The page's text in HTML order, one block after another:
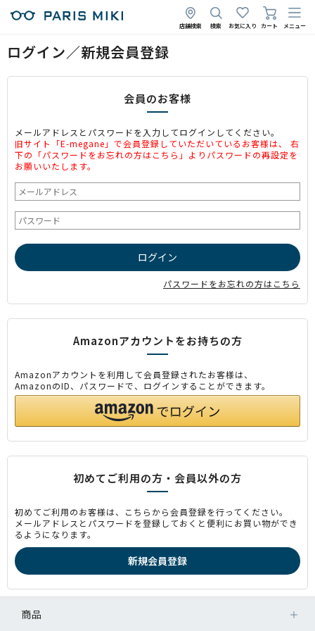
店舗検索 検索 お気に入り カート メニュー
ログイン／新規会員登録
会員のお客様
メールアドレスとパスワードを入力してログインしてください。
旧サイト「E-megane」で会員登録していただいているお客様は、 右
下の「パスワードをお忘れの方はこちら」よりパスワードの再設定を
お願いいたします。
パスワードをお忘れの方はこちら
Amazonアカウントをお持ちの方
Amazonアカウントを利用して会員登録されたお客様は、
AmazonのID、パスワードで、ログインすることができます。
初めてご利用の方・会員以外の方
初めてご利用のお客様は、こちらから会員登録を行ってください。
メールアドレスとパスワードを登録しておくと便利にお買い物ができ
るようになります。
商品